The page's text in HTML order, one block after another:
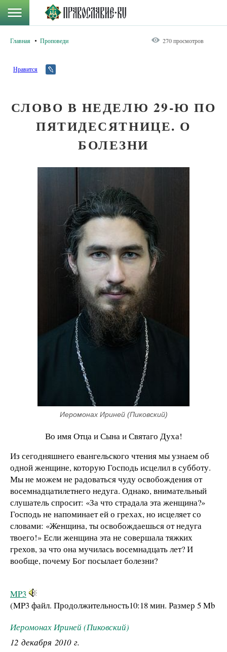
Главная Проповеди 270 просмотров
Нравится
СЛОВО В НЕДЕЛЮ 29-Ю ПО
ПЯТИДЕСЯТНИЦЕ. О
БОЛЕЗНИ
Иеромонах Ириней (Пиковский)
Во имя Отца и Сына и Святаго Духа!
Из сегодняшнего евангельского чтения мы узнаем об
одной женщине, которую Господь исцелил в субботу.
Мы не можем не радоваться чуду освобождения от
восемнадцатилетнего недуга. Однако, внимательный
слушатель спросит: «За что страдала эта женщина?»
Господь не напоминает ей о грехах, но исцеляет со
словами: «Женщина, ты освобождаешься от недуга
твоего!» Если женщина эта не совершала тяжких
грехов, за что она мучилась восемнадцать лет? И
вообще, почему Бог посылает болезни?
MP3
(MP3 файл. Продолжительность10:18 мин. Размер 5 Mb
Иеромонах Ириней (Пиковский)
12 декабря 2010 г.